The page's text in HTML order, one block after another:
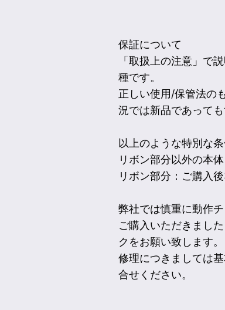
保証について
「取扱上の注意」で
種です。
正しい使用/保管法の
況では新品であって
以上のような特別な
リボン部分以外の本
リボン部分：ご購入
弊社では慎重に動作
ご購入いただきまし
クをお願い致します。
修理につきましては
合せください。